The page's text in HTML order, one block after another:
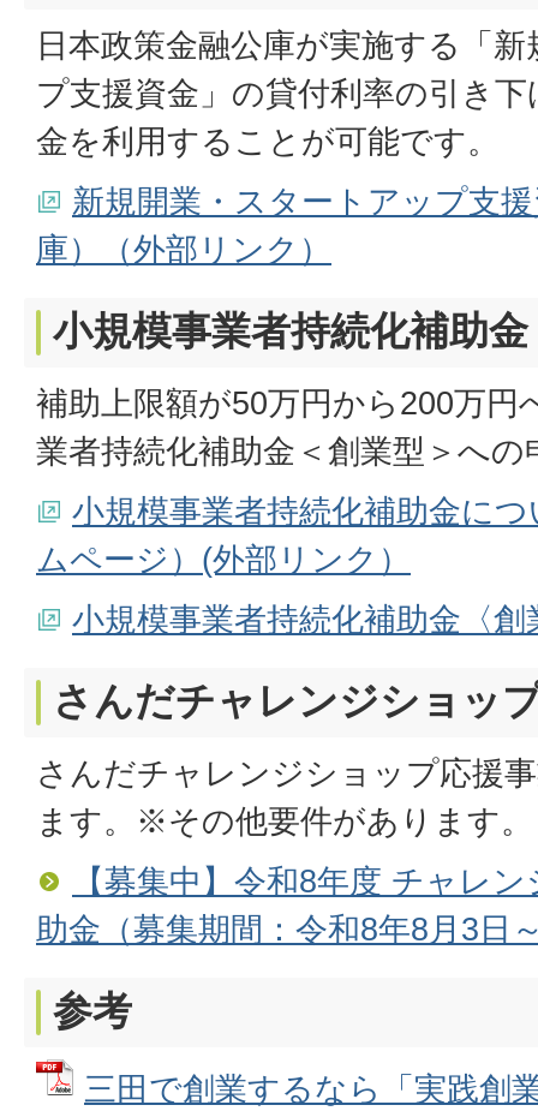
日本政策金融公庫が実施する「
プ支援資金」の貸付利率の引き
金を利用することが可能です。
新規開業・スタートアップ支
庫）（外部リンク）
小規模事業者持続化補助
補助上限額が50万円から200万円
業者持続化補助金＜創業型＞へ
小規模事業者持続化補助金に
ムページ）(外部リンク）
小規模事業者持続化補助金〈
さんだチャレンジショッ
さんだチャレンジショップ応援
ます。※その他要件があります。
【募集中】令和8年度 チャレ
助金（募集期間：令和8年8月3日
参考
三田で創業するなら「実践創